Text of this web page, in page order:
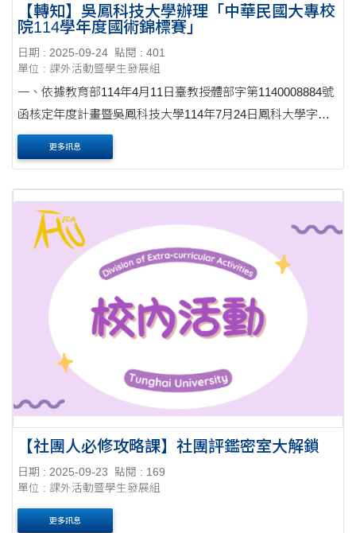
【轉知】吳鳳科技大學辦理「中華民國大專校
院114學年度國術錦標賽」
日期 : 2025-09-24 點閱 : 401
單位 : 課外活動暨學生發展組
一、依據教育部114年4月11日臺教授體部字第1140008884號
函核定年度計畫暨吳鳳科技大學114年7月24日鳳科大學字第
1140000828號函辦理。 二、請詳閱競賽規程規定事項並恪守
規定。 三、報名作業請逕向吳鳳科技大學體育運....
更多訊息
【社團人必修攻略課】社團評鑑密室大解鎖
日期 : 2025-09-23
點閱 : 169
單位 : 課外活動暨學生發展組
更多訊息